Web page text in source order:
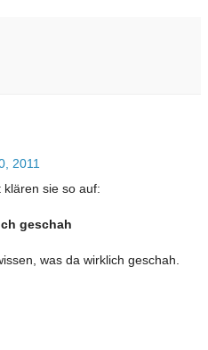
2011
sie so auf:
geschah
was da wirklich geschah.